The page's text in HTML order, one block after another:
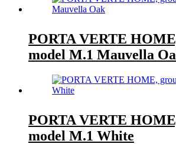
PORTA VERTE
model M.1 Mauvella
PORTA VERTE
model M.1 White